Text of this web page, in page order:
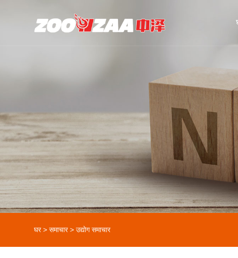
घर > समाचार>उद्योग समाचार